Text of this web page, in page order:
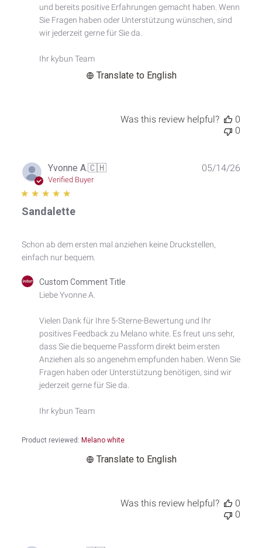
Custom
Comment
und bereits positive Erfahrungen gemacht haben. Wenn
Sie Fragen haben oder Unterstützung wünschen, sind
wir jederzeit gerne für Sie da.
Ihr kybun Team
Translate to English
Was this review helpful?
0
0
Yvonne A.🇨🇭
Verified Buyer
Sandalette
Schon ab dem ersten mal anziehen keine Druckstellen,
einfach nur bequem.
Product reviewed: Melano white
Comments
Review
Custom
Comment
2026
Custom Comment Title
Liebe Yvonne A.
Vielen Dank für Ihre 5-Sterne-Bewertung und Ihr
positives Feedback zu Melano white. Es freut uns sehr,
dass Sie die bequeme Passform direkt beim ersten
Anziehen als so angenehm empfunden haben. Wenn Sie
Fragen haben oder Unterstützung benötigen, sind wir
jederzeit gerne für Sie da.
Ihr kybun Team
Translate to English
05/14/26
Was this review helpful?
0
0